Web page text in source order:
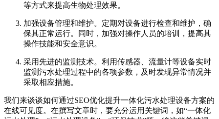
等方式来提高生物处理效果。
加强设备管理和维护。定期对设备进行检查和维护，确
保其正常运行。同时，加强对操作人员的培训，提高其
操作技能和安全意识。
采用先进的监测技术。利用传感器、流量计等设备实时
监测污水处理过程中的各项参数，及时发现异常情况并
采取相应措施。
我们来谈谈如何通过SEO优化提升一体化污水处理设备方案的
在线可见度。在撰写文章时，要充分运用关键词，如“一体化